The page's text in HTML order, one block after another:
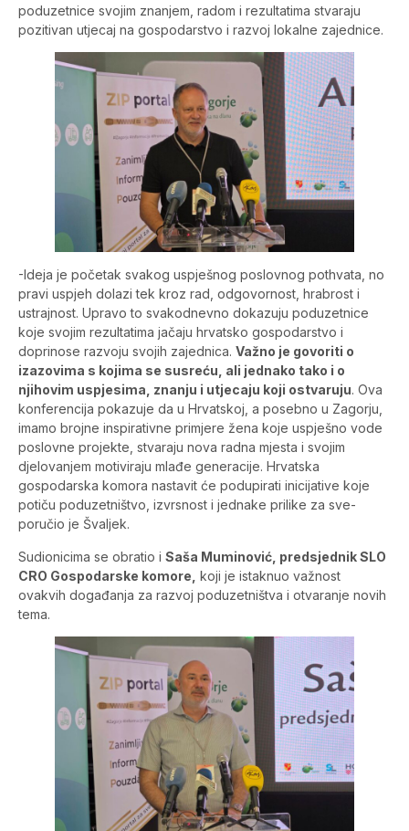
poduzetnice svojim znanjem, radom i rezultatima stvaraju
pozitivan utjecaj na gospodarstvo i razvoj lokalne zajednice.
-Ideja je početak svakog uspješnog poslovnog pothvata, no
pravi uspjeh dolazi tek kroz rad, odgovornost, hrabrost i
ustrajnost. Upravo to svakodnevno dokazuju poduzetnice
koje svojim rezultatima jačaju hrvatsko gospodarstvo i
doprinose razvoju svojih zajednica. Važno je govoriti o
izazovima s kojima se susreću, ali jednako tako i o
njihovim uspjesima, znanju i utjecaju koji ostvaruju. Ova
konferencija pokazuje da u Hrvatskoj, a posebno u Zagorju,
imamo brojne inspirativne primjere žena koje uspješno vode
poslovne projekte, stvaraju nova radna mjesta i svojim
djelovanjem motiviraju mlađe generacije. Hrvatska
gospodarska komora nastavit će podupirati inicijative koje
potiču poduzetništvo, izvrsnost i jednake prilike za sve-
poručio je Švaljek.
Sudionicima se obratio i Saša Muminović, predsjednik SLO
CRO Gospodarske komore, koji je istaknuo važnost
ovakvih događanja za razvoj poduzetništva i otvaranje novih
tema.